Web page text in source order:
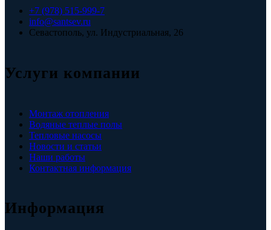
+7 (978) 515-999-7
info@santsev.ru
Севастополь, ул. Индустриальная, 26
Услуги компании
Монтаж отопления
Водяные теплые полы
Тепловые насосы
Новости и статьи
Наши работы
Контактная информация
Информация